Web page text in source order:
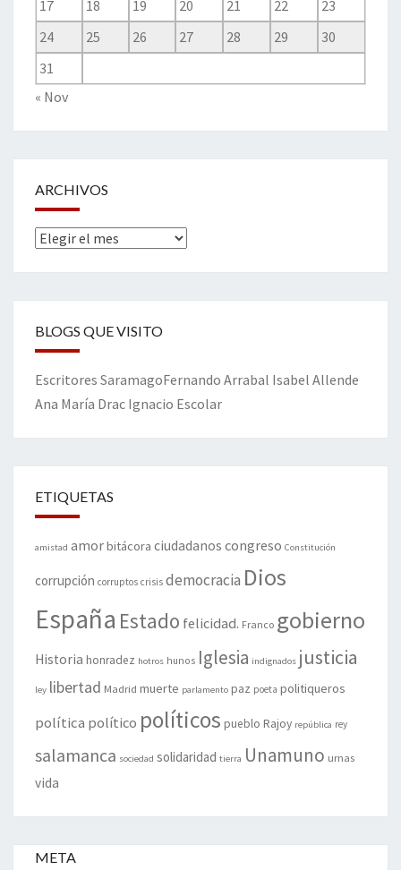
17
18 19 20 21 22
23
24
25 26 27 28 29
30
31
« Nov
ARCHIVOS
Archivos
BLOGS QUE VISITO
Escritores SaramagoFernando Arrabal Isabel Allende
Ana María Drac Ignacio Escolar
ETIQUETAS
amistad amorbitácora ciudadanos congreso Constitución
corrupción corruptos crisis democracia Dios
España Estado felicidad. Franco gobierno
Historia honradez hotros hunos Iglesia indignados justicia
ley libertad Madrid muerte parlamento paz poeta politiqueros
política político políticos pueblo Rajoy república rey
salamanca sociedad solidaridad tierra Unamuno urnas
vida
META